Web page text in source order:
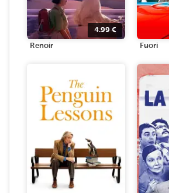
4.99 €
Renoir Fuori